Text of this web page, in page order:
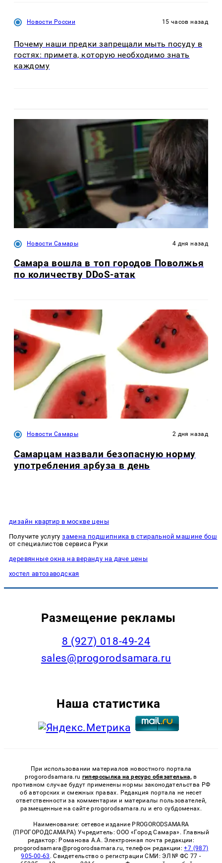
Новости России 15 часов назад
Почему наши предки запрещали мыть посуду в
гостях: примета, которую необходимо знать
каждому
Новости Самары 4 дня назад
Самара вошла в топ городов Поволжья
по количеству DDoS-атак
Новости Самары 2 дня назад
Самарцам назвали безопасную норму
употребления арбуза в день
дизайн квартир в москве цены
Получите услугузамена подшипника в стиральной машине бош
от специалистов сервиса Руки
деревянные окна на веранду на даче цены
хостел автозаводская
Размещение рекламы
8 (927) 018-49-24
sales@progorodsamara.ru
Наша статистика
При использовании материалов новостного портала
progorodsamara.ru гиперссылка на ресурс обязательна, в
противном случае будут применены нормы законодательства РФ
об авторских и смежных правах. Редакция портала не несет
ответственности за комментарии и материалы пользователей,
размещенные на сайте progorodsamara.ru и его субдоменах.
Наименование: сетевое издание PROGORODSAMARA
(ПРОГОРОДСАМАРА) Учредитель: ООО «Город Самара». Главный
редактор: Романова А.А. Электронная почта редакции:
progorodsamara@progorodsamara.ru, телефон редакции:+7 (987)
905-00-63 . Свидетельство о регистрации СМИ: ЭЛ № ФС 77 -